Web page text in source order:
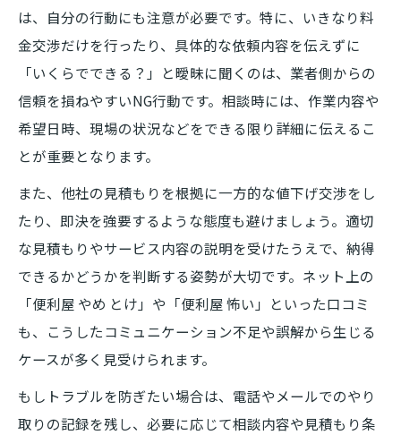
は、自分の行動にも注意が必要です。特に、いきなり料
金交渉だけを行ったり、具体的な依頼内容を伝えずに
「いくらでできる？」と曖昧に聞くのは、業者側からの
信頼を損ねやすいNG行動です。相談時には、作業内容や
希望日時、現場の状況などをできる限り詳細に伝えるこ
とが重要となります。
また、他社の見積もりを根拠に一方的な値下げ交渉をし
たり、即決を強要するような態度も避けましょう。適切
な見積もりやサービス内容の説明を受けたうえで、納得
できるかどうかを判断する姿勢が大切です。ネット上の
「便利屋 やめ とけ」や「便利屋 怖い」といった口コミ
も、こうしたコミュニケーション不足や誤解から生じる
ケースが多く見受けられます。
もしトラブルを防ぎたい場合は、電話やメールでのやり
取りの記録を残し、必要に応じて相談内容や見積もり条